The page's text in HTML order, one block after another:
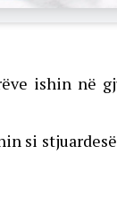
ishin në
si